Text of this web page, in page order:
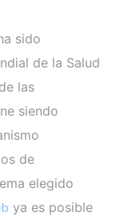
sido
de la Salud
las
siendo
de
elegido
ya es posible